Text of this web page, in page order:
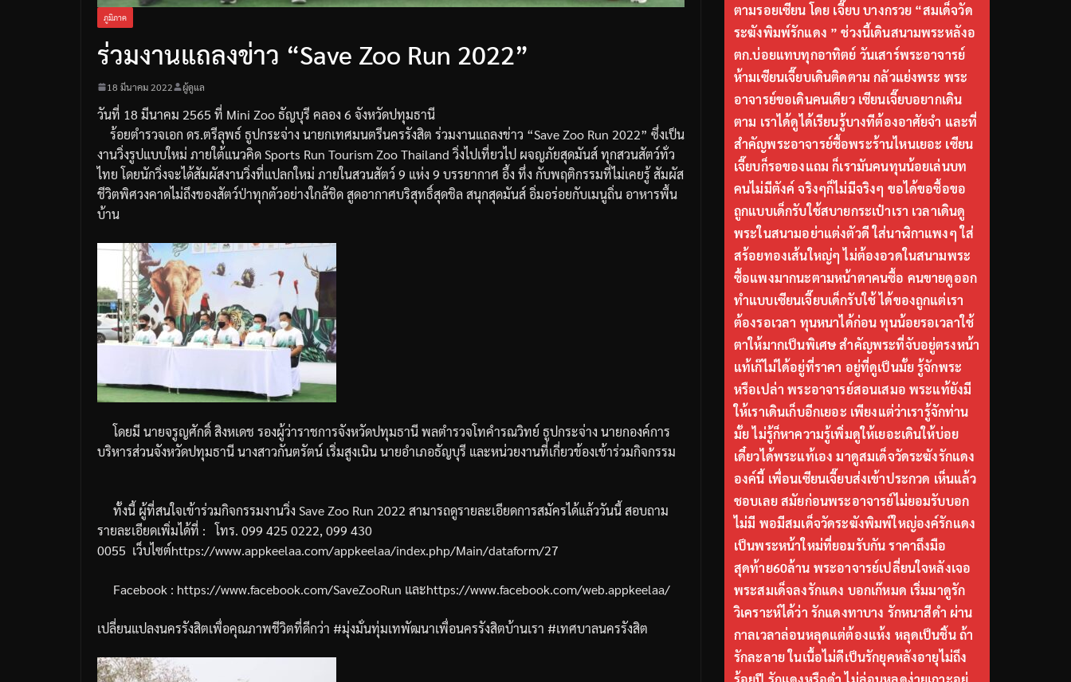
ภูมิภาค
ร่วมงานแถลงข่าว “Save Zoo Run 2022”
18 มีนาคม 2022 ผู้ดูแล
วันที่ 18มีนาคม 2565 ที่ Mini Zooธัญบุรี คลอง 6 จังหวัดปทุมธานี
ร้อยตำรวจเอก ดร.ตรีลุพธ์ ธูปกระจ่าง นายกเทศมนตรีนครรังสิต ร่วมงานแถลงข่าว “Save Zoo Run 2022” ซึ่งเป็น
งานวิ่งรูปแบบใหม่ ภายใต้แนวคิดSports Run Tourism Zoo Thailandวิ่งไปเที่ยวไป ผจญภัยสุดมันส์ทุกสวนสัตว์ทั่ว
ไทย โดยนักวิ่งจะได้สัมผัสงานวิ่งที่แปลกใหม่ ภายในสวนสัตว์ 9 แห่ง 9 บรรยากาศ อึ้ง ทึ่ง กับพฤติกรรมที่ไม่เคยรู้สัมผัส
ชีวิตพิศวงคาดไม่ถึงของสัตว์ป่าทุกตัวอย่างใกล้ชิดสูดอากาศบริสุทธิ์สุดชิล สนุกสุดมันส์อิ่มอร่อยกับเมนูถิ่นอาหารพื้น
บ้าน
โดยมี นายจรูญศักดิ์สิงหเดช รองผู้ว่าราชการจังหวัดปทุมธานีพลตำรวจโทคำรณวิทย์ ธูปกระจ่าง นายกองค์การ
บริหารส่วนจังหวัดปทุมธานีนางสาวกันตรัตน์ เริ่มสูงเนินนายอำเภอธัญบุรี และหน่วยงานที่เกี่ยวข้องเข้าร่วมกิจกรรม
ทั้งนี้ ผู้ที่สนใจเข้าร่วมกิจกรรมงานวิ่ง Save Zoo Run 2022 สามารถดูรายละเอียดการสมัครได้แล้ววันนี้สอบถาม
รายละเอียดเพิ่มได้ที่ : โทร. 099 425 0222, 099 430
0055 เว็บไซต์https://www.appkeelaa.com/appkeelaa/index.php/Main/dataform/27
Facebook : https://www.facebook.com/SaveZooRun และhttps://www.facebook.com/web.appkeelaa/
เปลี่ยนแปลงนครรังสิตเพื่อคุณภาพชีวิตที่ดีกว่า #มุ่งมั่นทุ่มเทพัฒนาเพื่อนครรังสิตบ้านเรา #เทศบาลนครรังสิต
ตามรอยเซียน โดย เจี๊ยบ บางกรวย “สมเด็จวัด
ระฆังพิมพ์รักแดง ” ช่วงนี้เดินสนามพระหลังอ
ตก.บ่อยแทบทุกอาทิตย์ วันเสาร์พระอาจารย์
ห้ามเซียนเจี๊ยบเดินติดตาม กลัวแย่งพระ พระ
อาจารย์ขอเดินคนเดียว เซียนเจี๊ยบอยากเดิน
ตาม เราได้ดูได้เรียนรู้บางทีต้องอาศัยจำ และที่
สำคัญพระอาจารย์ซื้อพระร้านไหนเยอะ เซียน
เจี๊ยบก็รอของแถม ก็เรามันคนทุนน้อยเล่นบท
คนไม่มีตังค์ จริงๆก็ไม่มีจริงๆ ขอได้ขอซื้อขอ
ถูกแบบเด็กรับใช้สบายกระเป๋าเรา เวลาเดินดู
พระในสนามอย่าแต่งตัวดี ใส่นาฬิกาแพงๆ ใส่
สร้อยทองเส้นใหญ่ๆ ไม่ต้องอวดในสนามพระ
ซื้อแพงมากนะตามหน้าตาคนซื้อ คนขายดูออก
ทำแบบเซียนเจี๊ยบเด็กรับใช้ ได้ของถูกแต่เรา
ต้องรอเวลา ทุนหนาได้ก่อน ทุนน้อยรอเวลาใช้
ตาให้มากเป็นพิเศษ สำคัญพระที่จับอยู่ตรงหน้า
แท้เก๊ไม่ได้อยู่ที่ราคา อยู่ที่ดูเป็นมั้ย รู้จักพระ
หรือเปล่า พระอาจารย์สอนเสมอ พระแท้ยังมี
ให้เราเดินเก็บอีกเยอะ เพียงแต่ว่าเรารู้จักท่าน
มั้ย ไม่รู้ก็หาความรู้เพิ่มดูให้เยอะเดินให้บ่อย
เดี๋ยวได้พระแท้เอง มาดูสมเด็จวัดระฆังรักแดง
องค์นี้ เพื่อนเซียนเจี๊ยบส่งเข้าประกวด เห็นแล้ว
ชอบเลย สมัยก่อนพระอาจารย์ไม่ยอมรับบอก
ไม่มี พอมีสมเด็จวัดระฆังพิมพ์ใหญ่องค์รักแดง
เป็นพระหน้าใหม่ที่ยอมรับกัน ราคาถึงมือ
สุดท้าย60ล้าน พระอาจารย์เปลี่ยนใจหลังเจอ
พระสมเด็จลงรักแดง บอกเก๊หมด เริ่มมาดูรัก
วิเคราะห์ได้ว่า รักแดงทาบาง รักหนาสีดำ ผ่าน
กาลเวลาล่อนหลุดแต่ต้องแห้ง หลุดเป็นชิ้น ถ้า
รักละลาย ในเนื้อไม่ดีเป็นรักยุคหลังอายุไม่ถึง